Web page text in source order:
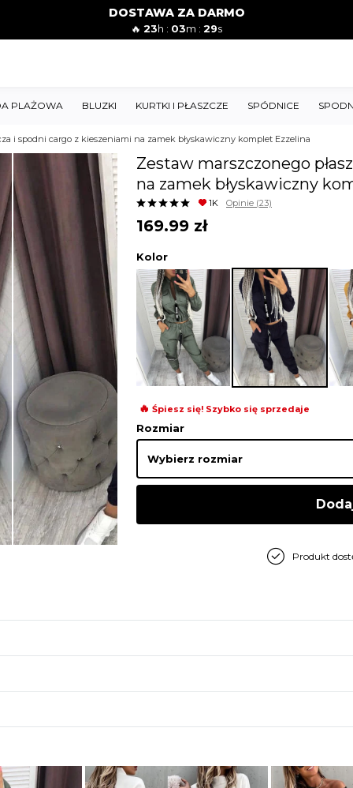
DOSTAWA ZA DARMO
🔥 23h : 03m : 27s
PLAŻOWA BLUZKI KURTKI I PŁASZCZE SPÓDNICE
i spodni cargo z kieszeniami na zamek błyskawiczny komplet Ezzelina
Zestaw marszczonego
na zamek błyskawiczny
1K Opinie (23)
169.99 zł
Kolor
🔥 Śpiesz się! Szybko się sprzedaje
Rozmiar
Produkt